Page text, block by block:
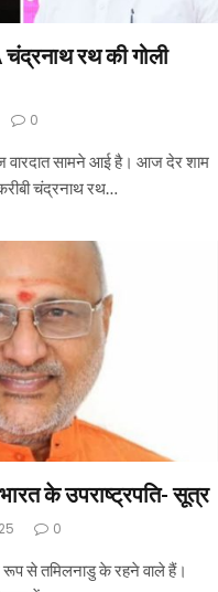
रथ की गोली
0
वारदात सामने आई है। आज देर शाम
चंद्रनाथ रथ…
के उपराष्ट्रपति- सूत्र
0
रूप से तमिलनाडु के रहने वाले हैं।